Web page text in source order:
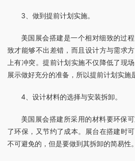
3、做到提前计划实施。
美国展会搭建是一个相对细致的过
致才能够不出差错，而且设计方与需求
上有冲突。提前计划实施不仅降低了现
展示做好充分的准备，所以提前计划实施
4、设计材料的选择与安装拆卸。
美国展会搭建所采用的材料要环保
了环保，又节约了成本。展台在搭建时
不可避免的，但是要做到其拆卸的简易性。